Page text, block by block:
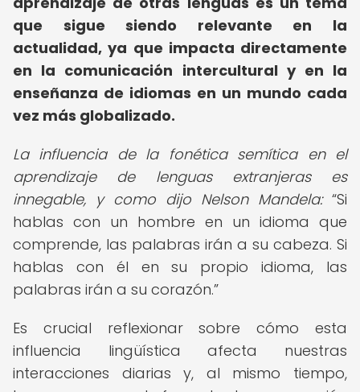
que sigue siendo relevante en la
actualidad, ya que impacta directamente
en la comunicación intercultural y en la
enseñanza de idiomas en un mundo cada
vez más globalizado.
La influencia de la fonética semítica en el
aprendizaje de lenguas extranjeras es
innegable, y como dijo Nelson Mandela:
Si
hablas con un hombre en un idioma que
comprende, las palabras irán a su cabeza. Si
hablas con él en su propio idioma, las
palabras irán a su corazón.
Es crucial reflexionar sobre cómo esta
influencia lingüística afecta nuestras
interacciones diarias y, al mismo tiempo,